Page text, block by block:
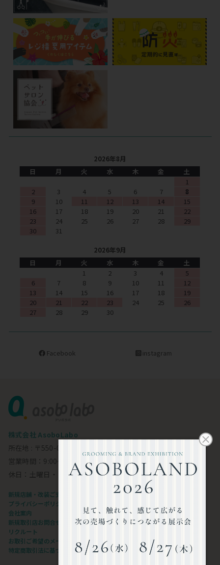
2026年8月
日
月 火 水 木 金
土
1
2
3 4 5 6 7
8
9
10 11 12 13 14
15
16
17 18 19 20 21
22
23
24 25 26 27 28
29
30
31
2026年9月
日
月 火 水 木 金
土
1
2 3 4
5
6
7 8 9 10 11
12
13
14 15 16 17 18
19
20
21 22 23 24 25
26
27
28 29 30
Facebook instagram
株式会社 AsoboLabo
所在地 : 〒550-0002 大阪市西区江戸堀1-23-11 6F
営業時間：9:00～18:00
休日：土曜日・日曜日・祝日
新規店舗・改装ご支援します
プライバシーポリシー
会社案内
新規取引店お問合せフォーム
リクルート
お取引ご希望のメーカー様
特定商取引法に基づく表記